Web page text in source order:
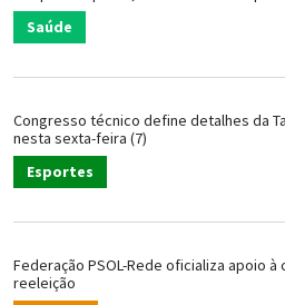
Saúde
Congresso técnico define detalhes da
nesta sexta-feira (7)
Esportes
Federação PSOL-Rede oficializa apoio à
reeleição